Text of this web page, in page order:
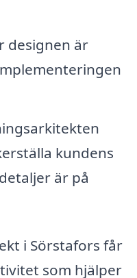
designen är
kundens
är på
i Sörstafors får
som hjälper